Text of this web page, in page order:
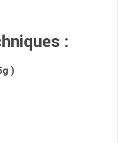
:
)